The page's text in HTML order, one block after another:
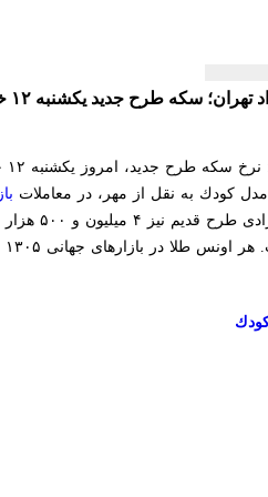
طرح جدید یكشنبه ۱۲ خرداد ۹۸ به ۴ میلیون و ۶۲۰ هزار تومان رسید
یكشنبه ۱۲ خرداد ۹۸ در معاملات بازار آزاد تهران به ۴ میلیون و ۶۲۰ هزار تومان رسید.
كودك به نقل از مهر، در معاملات
جهانی ۱۳۰۵ دلار و ۹۰ سنت و هر گرم طلای ۱۸ عیار نیز ۴۱۸ هزار و ۶۹ تومان است.